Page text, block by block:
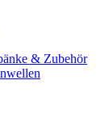
& Zubehör